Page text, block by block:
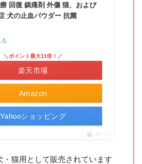
回復 鎮痛剤 外傷 猫、および
犬の止血パウダー 抗菌
Amazon
＼ポイント最大11倍！／
楽天市場
Yahooショッピング
ポチップ
・猫用として販売されています